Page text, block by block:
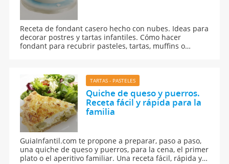
Receta de fondant casero hecho con nubes. Ideas para
decorar postres y tartas infantiles. Cómo hacer
fondant para recubrir pasteles, tartas, muffins o
TARTAS - PASTELES
Quiche de queso y puerros.
Receta fácil y rápida para la
familia
GuiaInfantil.com te propone a preparar, paso a paso,
una quiche de queso y puerros, para la cena, el primer
plato o el aperitivo familiar. Una receta fácil, rápida y